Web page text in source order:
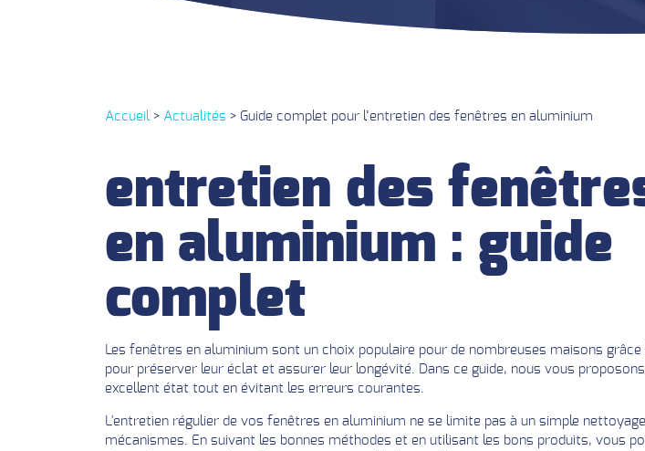
Accueil> Actualités > Guide complet pour l’entretien des fenêtres en aluminium
entretien des
en aluminium : guide
complet
Les fenêtres en aluminium sont un choix populaire pour de nombreuses maisons
pour préserver leur éclat et assurer leur longévité. Dans ce guide, nous vous
excellent état tout en évitant les erreurs courantes.
L'entretien régulier de vos fenêtres en aluminium ne se limite pas à un simple
mécanismes. En suivant les bonnes méthodes et en utilisant les bons produits, vous